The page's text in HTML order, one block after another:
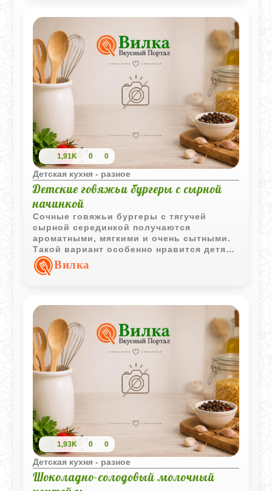
1,91K 0 0
Детская кухня - разное
Детские говяжьи бургеры с сырной
начинкой
Сочные говяжьи бургеры с тягучей
сырной серединкой получаются
ароматными, мягкими и очень сытными.
Такой вариант особенно нравится детям
благодаря нежной текстуре и маленькому
сырному сюрпризу внутри.
Вилка
1,93K 0 0
Детская кухня - разное
Шоколадно-солодовый молочный